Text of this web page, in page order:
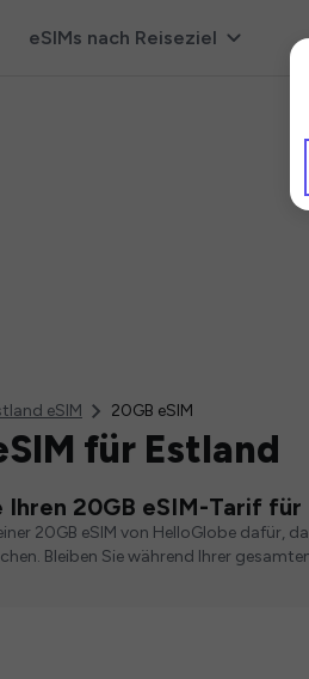
eSIMs nach Reiseziel
eSIM 20GB eSIM
für Estland
Ihren 20GB eSIM-Tarif für
20GB eSIM von HelloGlobe dafür,
Bleiben Sie während Ihrer